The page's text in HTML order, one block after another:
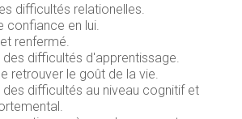
difficultés relationelles.
confiance en lui.
renfermé.
difficultés d'apprentissage.
retrouver le goût de la vie.
des difficultés au niveau cognitif et